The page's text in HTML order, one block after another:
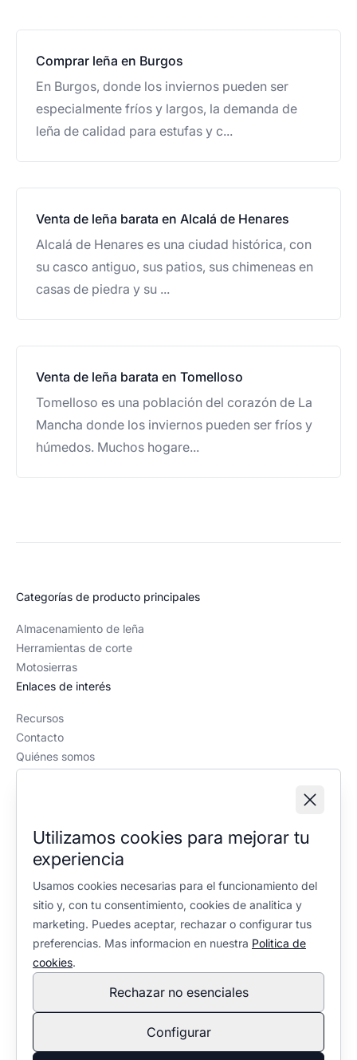
Comprar leña en Burgos
En Burgos, donde los inviernos pueden ser
especialmente fríos y largos, la demanda de
leña de calidad para estufas y c...
Venta de leña barata en Alcalá de Henares
Alcalá de Henares es una ciudad histórica, con
su casco antiguo, sus patios, sus chimeneas en
casas de piedra y su ...
Venta de leña barata en Tomelloso
Tomelloso es una población del corazón de La
Mancha donde los inviernos pueden ser fríos y
húmedos. Muchos hogare...
Utilizamos cookies para mejorar tu
experiencia
Usamos cookies necesarias para el funcionamiento del
sitio y, con tu consentimiento, cookies de analitica y
marketing. Puedes aceptar, rechazar o configurar tus
preferencias. Mas informacion en nuestra Politica de
cookies.
Rechazar no esenciales
Configurar
Categorías de producto principales
Almacenamiento de leña
Herramientas de corte
Motosierras
Enlaces de interés
Recursos
Contacto
Quiénes somos
Política editorial
Política de privacidad
Política de cookies
Configuración de cookies
En calidad de Afiliado de Amazon, obtengo ingresos por las
compras adscritas que cumplen los requisitos aplicables. No
condiciona la selección ni la valoración de los productos:
política editorial.